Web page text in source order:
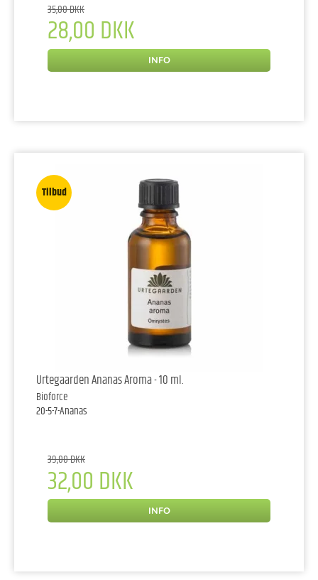
35,00 DKK
28,00 DKK
INFO
Tilbud
Urtegaarden Ananas Aroma - 10 ml.
Bioforce
20-5-7-Ananas
39,00 DKK
32,00 DKK
INFO